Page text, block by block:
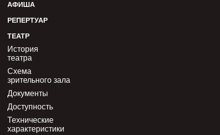
АФИША
РЕПЕРТУАР
ТЕАТР
История
театра
Схема
зрительного зала
Документы
Доступность
Технические
характеристики